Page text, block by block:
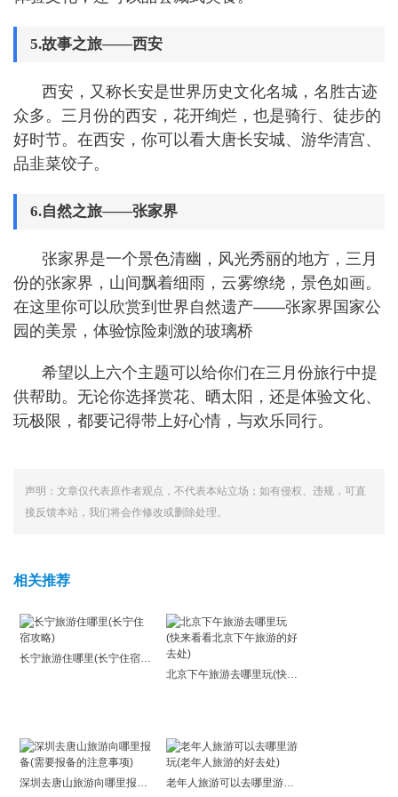
5.故事之旅——西安
西安，又称长安是世界历史文化名城，名胜古迹
众多。三月份的西安，花开绚烂，也是骑行、徒步的
好时节。在西安，你可以看大唐长安城、游华清宫、
品韭菜饺子。
6.自然之旅——张家界
张家界是一个景色清幽，风光秀丽的地方，三月
份的张家界，山间飘着细雨，云雾缭绕，景色如画。
在这里你可以欣赏到世界自然遗产——张家界国家公
园的美景，体验惊险刺激的玻璃桥
希望以上六个主题可以给你们在三月份旅行中提
供帮助。无论你选择赏花、晒太阳，还是体验文化、
玩极限，都要记得带上好心情，与欢乐同行。
声明：文章仅代表原作者观点，不代表本站立场；如有侵权、违规，可直
接反馈本站，我们将会作修改或删除处理。
相关推荐
长宁旅游住哪里(长宁住宿攻略)
北京下午旅游去哪里玩(快来看看北京下午旅游的好去处)
深圳去唐山旅游向哪里报备(需要报备的注意事项) 老年人旅游可以去哪里游玩(老年人旅游的好去处)